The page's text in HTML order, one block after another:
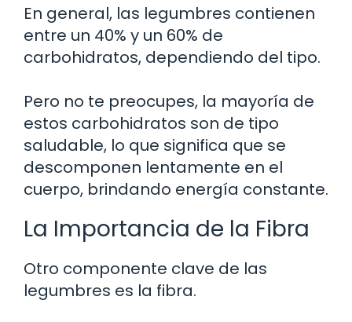
En general, las legumbres contienen
entre un 40% y un 60% de
carbohidratos, dependiendo del tipo.
Pero no te preocupes, la mayoría de
estos carbohidratos son de tipo
saludable, lo que significa que se
descomponen lentamente en el
cuerpo, brindando energía constante.
La Importancia de la Fibra
Otro componente clave de las
legumbres es la fibra.